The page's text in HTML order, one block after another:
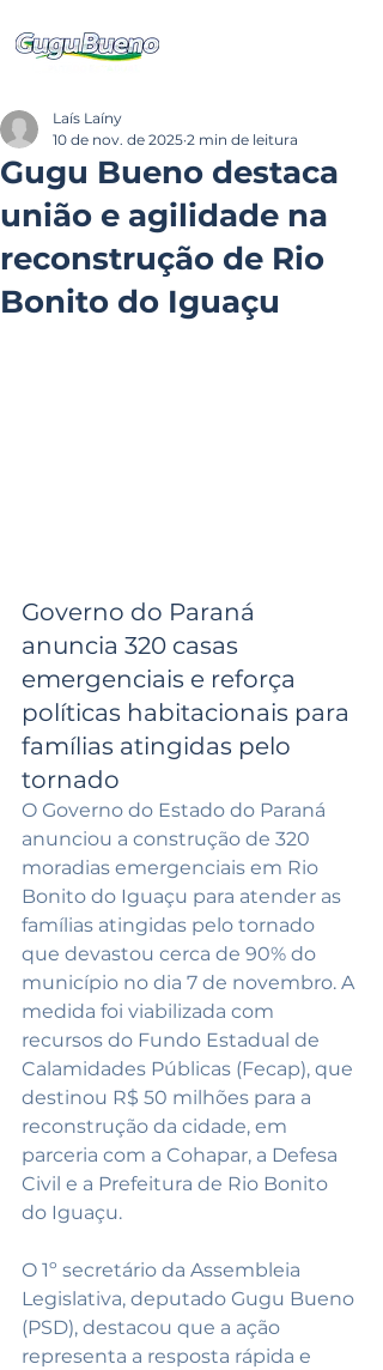
Gugu Bueno destaca
união e agilidade na
reconstrução de Rio
Bonito do Iguaçu
Laís Laíny
10 de nov. de 2025 2 min de leitura
Governo do Paraná
anuncia 320 casas
emergenciais e reforça
políticas habitacionais para
famílias atingidas pelo
tornado
O Governo do Estado do Paraná
anunciou a construção de 320
moradias emergenciais em Rio
Bonito do Iguaçu para atender as
famílias atingidas pelo tornado
que devastou cerca de 90% do
município no dia 7 de novembro. A
medida foi viabilizada com
recursos do Fundo Estadual de
Calamidades Públicas (Fecap), que
destinou R$ 50 milhões para a
reconstrução da cidade, em
parceria com a Cohapar, a Defesa
Civil e a Prefeitura de Rio Bonito
do Iguaçu.
O 1º secretário da Assembleia
Legislativa, deputado Gugu Bueno
(PSD), destacou que a ação
representa a resposta rápida e